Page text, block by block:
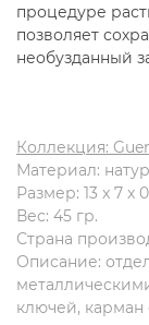
процедуре
позволяет
необузданный
Коллекция:
Материал:
Размер: 13 x 7 x
Вес: 45 гр.
Страна
Описание:
ключей,